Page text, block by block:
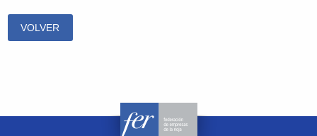
VOLVER